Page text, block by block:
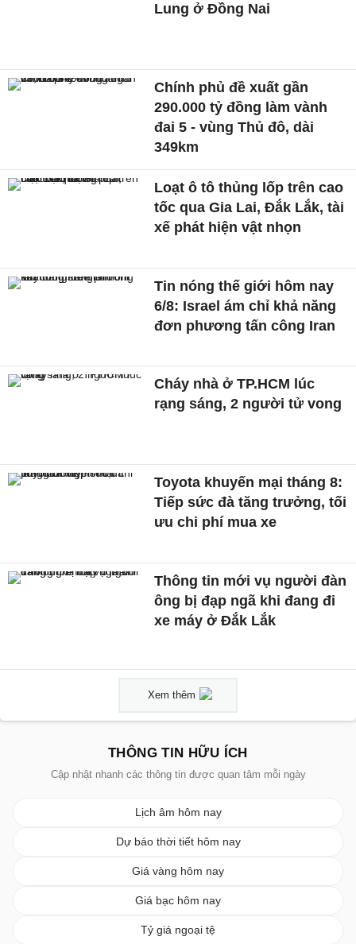
Lung ở Đồng Nai
Chính phủ đề xuất gần
290.000 tỷ đồng làm vành
đai 5 - vùng Thủ đô, dài
349km
Loạt ô tô thủng lốp trên cao
tốc qua Gia Lai, Đắk Lắk, tài
xế phát hiện vật nhọn
Tin nóng thế giới hôm nay
6/8: Israel ám chỉ khả năng
đơn phương tấn công Iran
Cháy nhà ở TP.HCM lúc
rạng sáng, 2 người tử vong
Toyota khuyến mại tháng 8:
Tiếp sức đà tăng trưởng, tối
ưu chi phí mua xe
Thông tin mới vụ người đàn
ông bị đạp ngã khi đang đi
xe máy ở Đắk Lắk
Xem thêm
THÔNG TIN HỮU ÍCH
Cập nhật nhanh các thông tin được quan tâm mỗi ngày
Lịch âm hôm nay
Dự báo thời tiết hôm nay
Giá vàng hôm nay
Giá bạc hôm nay
Tỷ giá ngoại tệ